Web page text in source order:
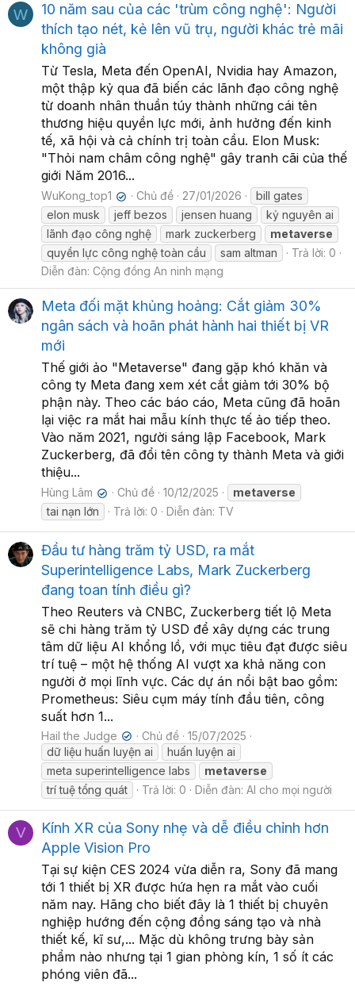
W
10 năm sau của các 'trùm công nghệ': Người
thích tạo nét, kẻ lên vũ trụ, người khác trẻ mãi
không già
Từ Tesla, Meta đến OpenAI, Nvidia hay Amazon,
một thập kỷ qua đã biến các lãnh đạo công nghệ
từ doanh nhân thuần túy thành những cái tên
thương hiệu quyền lực mới, ảnh hưởng đến kinh
tế, xã hội và cả chính trị toàn cầu. Elon Musk:
"Thỏi nam châm công nghệ" gây tranh cãi của thế
giới Năm 2016...
WuKong_top1 ✔ Chủ đề 27/01/2026
bill gates
elon musk
jeff bezos jensen huang
kỷ nguyên ai
lãnh đạo công nghệ
mark zuckerberg
metaverse
quyền lực công nghệ toàn cầu
sam altman
Trả lời: 0
Diễn đàn: Cộng đồng An ninh mạng
Meta đối mặt khủng hoảng: Cắt giảm 30%
ngân sách và hoãn phát hành hai thiết bị VR
mới
Thế giới ảo "Metaverse" đang gặp khó khăn và
công ty Meta đang xem xét cắt giảm tới 30% bộ
phận này. Theo các báo cáo, Meta cũng đã hoãn
lại việc ra mắt hai mẫu kính thực tế ảo tiếp theo.
Vào năm 2021, người sáng lập Facebook, Mark
Zuckerberg, đã đổi tên công ty thành Meta và giới
thiệu...
Hùng Lâm ✔ Chủ đề 10/12/2025
metaverse
tai nạn lớn
Trả lời: 0 Diễn đàn: TV
Đầu tư hàng trăm tỷ USD, ra mắt
Superintelligence Labs, Mark Zuckerberg
đang toan tính điều gì?
Theo Reuters và CNBC, Zuckerberg tiết lộ Meta
sẽ chi hàng trăm tỷ USD để xây dựng các trung
tâm dữ liệu AI khổng lồ, với mục tiêu đạt được siêu
trí tuệ – một hệ thống AI vượt xa khả năng con
người ở mọi lĩnh vực. Các dự án nổi bật bao gồm:
Prometheus: Siêu cụm máy tính đầu tiên, công
suất hơn 1...
Hail the Judge ✔ Chủ đề
15/07/2025
dữ liệu huấn luyện ai
huấn luyện ai
meta superintelligence labs
metaverse
trí tuệ tổng quát
Trả lời: 0 Diễn đàn: AI cho mọi người
V
Kính XR của Sony nhẹ và dễ điều chỉnh hơn
Apple Vision Pro
Tại sự kiện CES 2024 vừa diễn ra, Sony đã mang
tới 1 thiết bị XR được hứa hẹn ra mắt vào cuối
năm nay. Hãng cho biết đây là 1 thiết bị chuyên
nghiệp hướng đến cộng đồng sáng tạo và nhà
thiết kế, kĩ sư,... Mặc dù không trưng bày sản
phẩm nào nhưng tại 1 gian phòng kín, 1 số ít các
phóng viên đã...